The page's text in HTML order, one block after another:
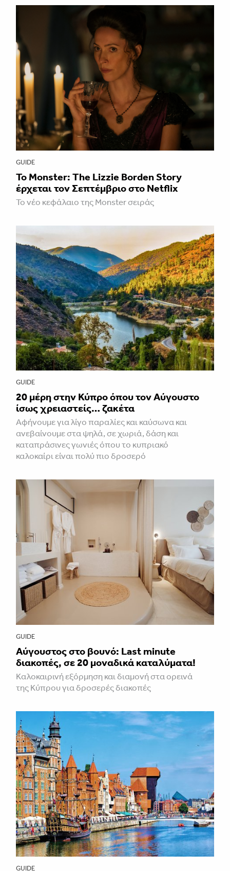
GUIDE
Το Monster: The Lizzie Borden Story
έρχεται τον Σεπτέμβριο στο Netflix
Το νέο κεφάλαιο της Monster σειράς
GUIDE
20 μέρη στην Κύπρο όπου τον Αύγουστο
ίσως χρειαστείς… ζακέτα
Αφήνουμε για λίγο παραλίες και καύσωνα και
ανεβαίνουμε στα ψηλά, σε χωριά, δάση και
καταπράσινες γωνιές όπου το κυπριακό
καλοκαίρι είναι πολύ πιο δροσερό
GUIDE
Aύγουστος στο βουνό: Last minute
διακοπές, σε 20 μοναδικά καταλύματα!
Καλοκαιρινή εξόρμηση και διαμονή στα ορεινά
της Κύπρου για δροσερές διακοπές
GUIDE